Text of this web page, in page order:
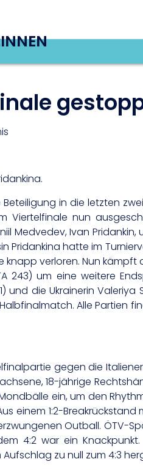
Beteiligung in die letzten
Viertelfinale nun
Medvedev, Ivan Pridankin,
Pridankina hatte im
knapp verloren. Nun kämpft
243) um eine weitere
die Ukrainerin Valeriya
Alle Partien
gegen die
18-jährige
ein, um den
einem 1:2-
Outball. ÖTV-
4:2 war ein
zu null zum 4:3